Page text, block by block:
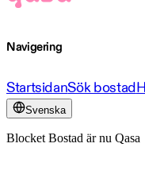
Navigering
StartsidanSök bostad
Svenska
Blocket Bostad är nu Qasa